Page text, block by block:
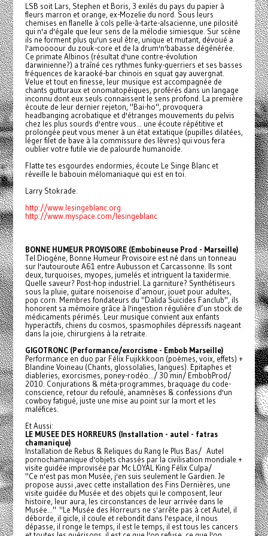
LSB soit Lars, Stephen et Boris, 3 exilés du pays du papier à
fleurs marron et orange, ex-Mozelie du nord. Sous leurs
chemises en flanelle à cols pelle-à-tarte-alsacienne, une pilosité
qui n'a d'égale que leur sens de la mélodie simiesque. Sur scène
ils ne forment plus qu'un seul être, unique et mutant, dévoué a
l'amoooour du zouk-core et de la drum'n'babasse dégénérée.
Ce primate Albinos (résultat d'une contre-évolution
darwinienne?) a traîné ces rythmes funky-guerriers et ses basses
fréquences de karaoké-bar chinois en squat gay auvergnat.
Velue et tout en finesse, leur musique est accompagnée de
chants gutturaux et onomatopéiques, proférés dans un langage
inconnu dont eux seuls connaissent le sens profond. La première
écoute de leur dernier rejeton, "Bai-ho", provoquera
headbanging acrobatique et d'étranges mouvements du pelvis
chez les plus sourds d'entre vous... une écoute répétitive et
prolongée peut vous mener à un état extatique (pupilles dilatées,
léger filet de bave à la commissure des lèvres) qui vous fera
oublier votre futile vie de palourde humanoïde.
Flatte tes esgourdes endormies, écoute Le Singe Blanc et
réveille le babouin mélomaniaque qui est en toi.
Larry Stokrade.
http://www.lesingeblanc.org
http://www.myspace.com/lesingeblanc
BONNE HUMEUR PROVISOIRE (Embobineuse Prod - Marseille)
Tel Diogéne, Bonne Humeur Provisoire est né dans un tonneau
sur l'autouroute A61 entre Aubusson et Carcassonne. Ils sont
deux, turquoises, myopes, jumelés et intriguent la taxidermie.
Quelle saveur? Post-hop industriel. La garniture? Synthétiseurs
sous la pluie, guitare noisenoise d’amour, jouet pour adultes,
pop corn. Membres fondateurs du "Dalida Suicides Fanclub", ils
honorent sa mémoire grâce à l'ingestion régulière d’un stock de
médicaments périmés. Leur musique convient aux enfants
hyperactifs, chiens du cosmos, spasmophiles dépressifs nageant
dans la joie, chirurgiens à la retraite.
GIGOTRONC (Performance/exorcisme - Embob Marseille)
Performance en duo par Félix Fujikkkoon (poèmes, voix, effets) +
Blandine Voineau (Chants, glossolalies, langues). Epitaphes et
diableries, exorcismes, poney-rodéo.../ 30 min/ EmbobProd/
2010. Conjurations & méta-programmes, braquage du code-
conscience, retour du refoulé, anamnèses & confessions d'un
cowboy fatigué, juste une mise au point sur la mort et les
maléfices.
Et Aussi:
LE MUSEE DES HORREURS (Installation - autel - fatras
chamanique)
Installation de Rebus & Reliques du Rang le Plus Bas/ Autel
pornochamanique d'objets chassés par la civilisation mondiale +
visite guidée improvisée par Mc LOYAL King Félix Culpa/
"Ce n'est pas mon Musée, j'en suis seulement le Gardien. Je
propose aussi ,avec cette installation des Fins Dernières, une
visite guidée du Musée et des objets qui le composent, leur
histoire, leur aura, les circonstances de leur arrivée dans le
Musée..." "Le Musée des Horreurs ne s'arrête pas à cet Autel, il
déborde, il gicle, il coule et rebondit dans l'espace, il nous
dépasse, il ronge le temps, il est le temps, il est tous les cancers